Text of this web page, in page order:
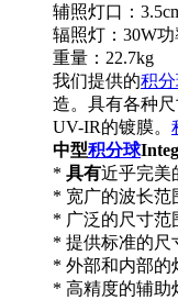
辅照灯口：
辐照灯：30W
重量：22.7kg
我们提供的积
造。具有各种
UV-IR的镀膜。
中型积分球
* 具有近乎完美
* 宽广的波长范
* 广泛的尺寸范
* 提供标准的尺
* 外部和内部的
* 高精度的辅助